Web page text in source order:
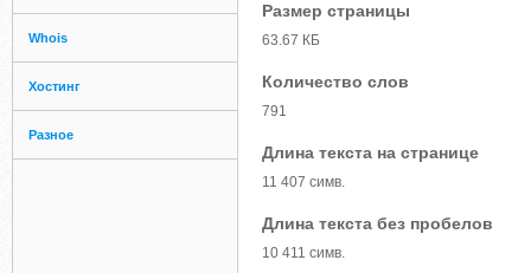
Whois
Хостинг
Разное
Размер страницы
63.67 КБ
Количество слов
791
Длина текста на странице
11 407 симв.
Длина текста без пробелов
10 411 симв.